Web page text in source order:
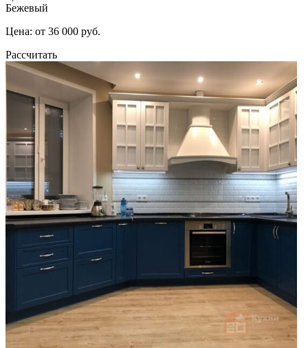
Бежевый
Цена: от 36 000 руб.
Рассчитать